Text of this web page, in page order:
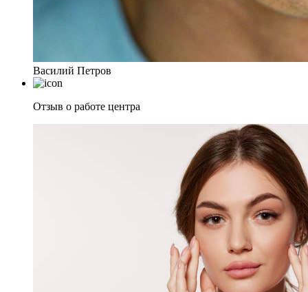
Василий Петров
Отзыв о работе центра